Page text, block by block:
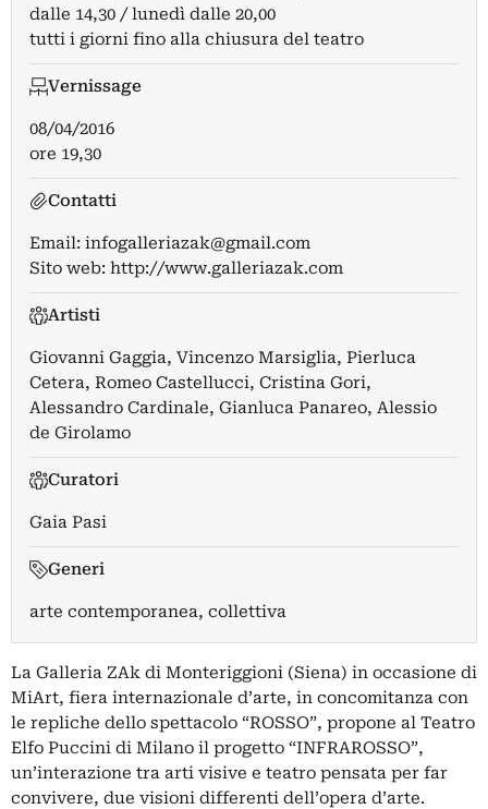
dalle 14,30 / lunedì dalle 20,00
tutti i giorni fino alla chiusura del teatro
Vernissage
08/04/2016
ore 19,30
Contatti
Email: infogalleriazak@gmail.com
Sito web: http://www.galleriazak.com
Artisti
Giovanni Gaggia, Vincenzo Marsiglia, Pierluca
Cetera, Romeo Castellucci, Cristina Gori,
Alessandro Cardinale, Gianluca Panareo, Alessio
de Girolamo
Curatori
Gaia Pasi
Generi
arte contemporanea, collettiva
La Galleria ZAk di Monteriggioni (Siena) in occasione di
MiArt, fiera internazionale d’arte, in concomitanza con
le repliche dello spettacolo “ROSSO”, propone al Teatro
Elfo Puccini di Milano il progetto “INFRAROSSO”,
un’interazione tra arti visive e teatro pensata per far
convivere, due visioni differenti dell’opera d’arte.